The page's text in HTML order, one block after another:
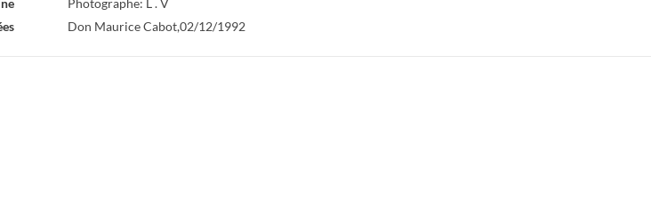
Photographe: L . V
Don Maurice Cabot,02/12/1992